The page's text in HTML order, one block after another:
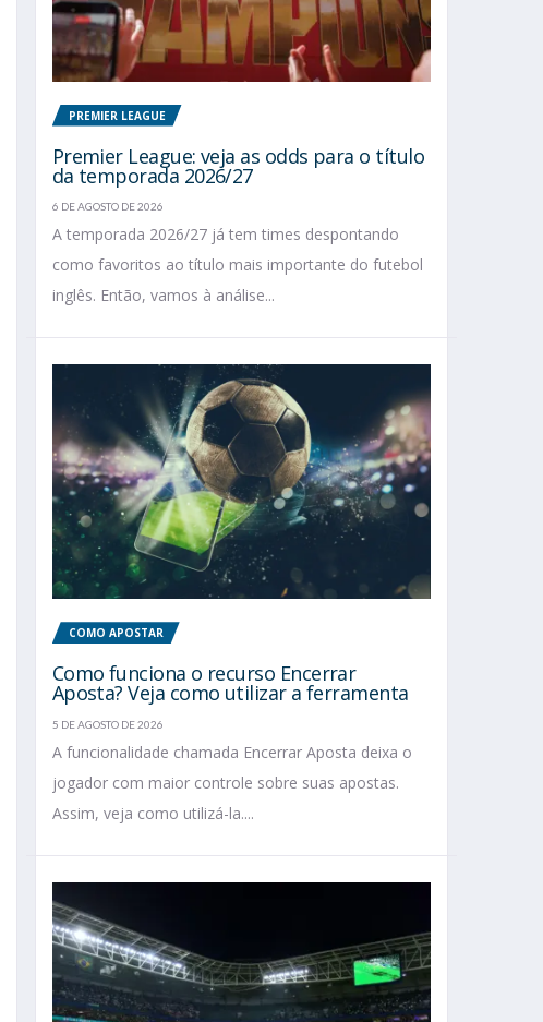
PREMIER LEAGUE
Premier League: veja as odds para o título
da temporada 2026/27
6 DE AGOSTO DE 2026
A temporada 2026/27 já tem times despontando
como favoritos ao título mais importante do futebol
inglês. Então, vamos à análise...
COMO APOSTAR
Como funciona o recurso Encerrar
Aposta? Veja como utilizar a ferramenta
5 DE AGOSTO DE 2026
A funcionalidade chamada Encerrar Aposta deixa o
jogador com maior controle sobre suas apostas.
Assim, veja como utilizá-la....